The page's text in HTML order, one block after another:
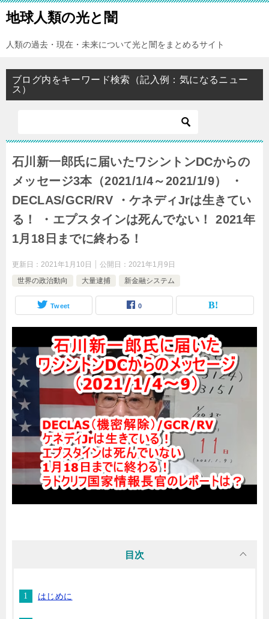
地球人類の光と闇
人類の過去・現在・未来について光と闇をまとめるサイト
ブログ内をキーワード検索（記入例：気になるニュー
ス）
石川新一郎氏に届いたワシントンDCからの
メッセージ3本（2021/1/4～2021/1/9） ・
DECLAS/GCR/RV ・ケネディJrは生きてい
る！ ・エプスタインは死んでない！ 2021年
1月18日までに終わる！
更新日： 2021年1月10日 公開日： 2021年1月9日
世界の政治動向
大量逮捕 新金融システム
Tweet 0
目次
はじめに